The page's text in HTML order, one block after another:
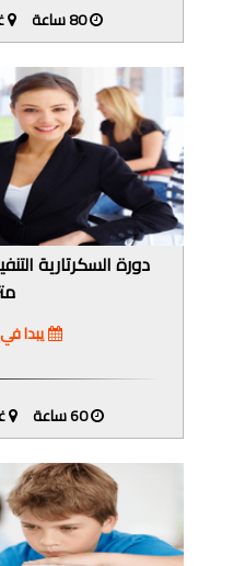
80 ساعة
دورة السكرتارية
يبدا في 2025-08-28
60 ساعة